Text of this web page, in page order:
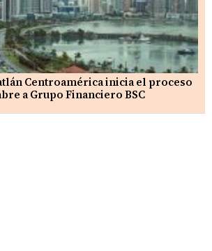
Centroamérica inicia el proceso
a Grupo Financiero BSC